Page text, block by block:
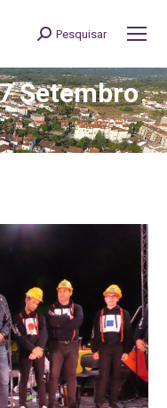
Search:
Pesquisar
Setembro